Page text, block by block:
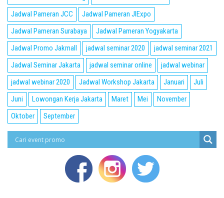
Jadwal Pameran JCC
Jadwal Pameran JIExpo
Jadwal Pameran Surabaya
Jadwal Pameran Yogyakarta
Jadwal Promo Jakmall
jadwal seminar 2020
jadwal seminar 2021
Jadwal Seminar Jakarta
jadwal seminar online
jadwal webinar
jadwal webinar 2020
Jadwal Workshop Jakarta Januari
Juli
Juni
Lowongan Kerja Jakarta Maret Mei
November
Oktober
September